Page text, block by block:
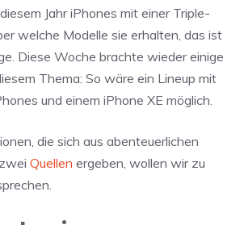
Jahr iPhones mit einer Triple-
welche Modelle sie erhalten, das ist
Diese Woche brachte wieder einige
Thema: So wäre ein Lineup mit
und einem iPhone XE möglich.
die sich aus abenteuerlichen
Quellen ergeben, wollen wir zu